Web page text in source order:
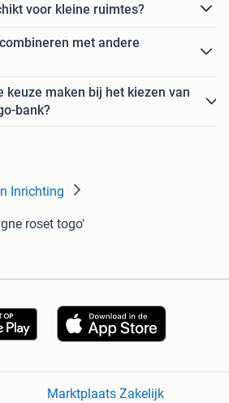
voor kleine ruimtes?
met andere
keuze maken bij het kiezen van
bank?
Inrichting
roset togo'
Marktplaats Zakelijk